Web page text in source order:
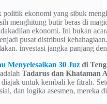
ekonomi yang sibuk
menghitung butir beras di
ekonomi. Ini bukan
pusat distribusi
investasi jangka panjang
Menyelesaikan 30 Juz di
Tadarus dan Khataman
untuk kembali ke fitrah.
dan logika asesmen, mereka